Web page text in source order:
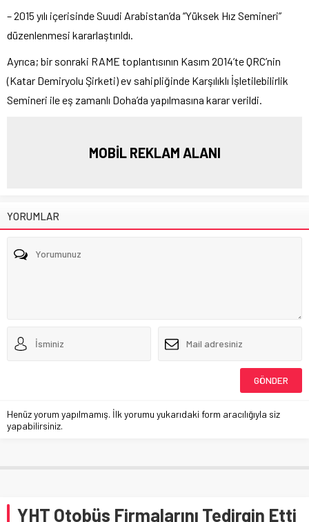
– 2015 yılı içerisinde Suudi Arabistan’da “Yüksek Hız Semineri”
düzenlenmesi kararlaştırıldı.
Ayrıca; bir sonraki RAME toplantısının Kasım 2014’te QRC’nin
(Katar Demiryolu Şirketi) ev sahipliğinde Karşılıklı İşletilebilirlik
Semineri ile eş zamanlı Doha’da yapılmasına karar verildi.
MOBİL REKLAM ALANI
YORUMLAR
Henüz yorum yapılmamış. İlk yorumu yukarıdaki form aracılığıyla siz
yapabilirsiniz.
YHT Otobüs Firmalarını Tedirgin Etti